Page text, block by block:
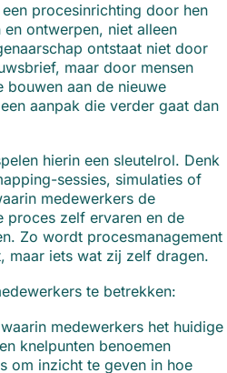
procesinrichting door hen
ontwerpen, niet alleen
ontstaat niet door
maar door mensen
bouwen aan de nieuwe
aanpak die verder gaat dan
hierin een sleutelrol. Denk
sessies, simulaties of
medewerkers de
proces zelf ervaren en de
Zo wordt procesmanagement
maar iets wat zij zelf dragen.
te betrekken:
medewerkers het huidige
knelpunten benoemen
om inzicht te geven in hoe